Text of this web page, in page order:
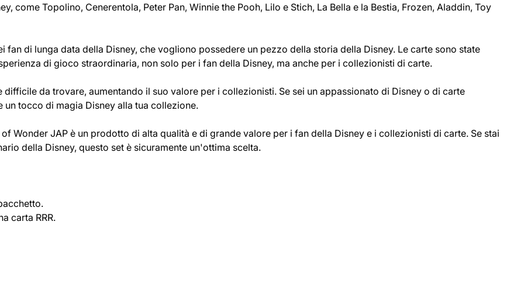
come Topolino, Cenerentola, Peter Pan, Winnie the Pooh, Lilo e Stich, La Bella e la Bestia, Frozen, Aladdin, Toy
di lunga data della Disney, che vogliono possedere un pezzo della storia della Disney. Le carte sono state
di gioco straordinaria, non solo per i fan della Disney, ma anche per i collezionisti di carte.
da trovare, aumentando il suo valore per i collezionisti. Se sei un appassionato di Disney o di carte
tocco di magia Disney alla tua collezione.
Wonder JAP è un prodotto di alta qualità e di grande valore per i fan della Disney e i collezionisti di carte. Se stai
della Disney, questo set è sicuramente un'ottima scelta.
carta RRR.